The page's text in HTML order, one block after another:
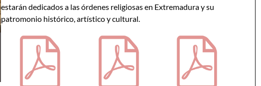
estarán dedicados a las órdenes religiosas en Extremadura y su
patromonio histórico, artístico y cultural.